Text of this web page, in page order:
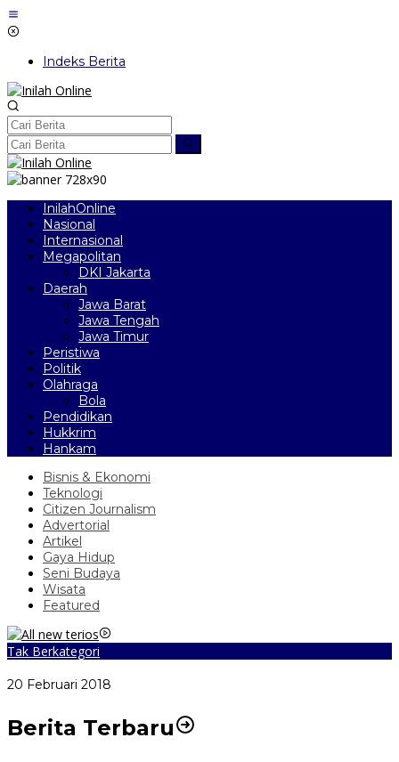
Lewati
ke
Indeks Berita
InilahOnline
Nasional
Internasional
Megapolitan
DKI Jakarta
Daerah
Jawa Barat
Jawa Tengah
Jawa Timur
Peristiwa
Politik
Olahraga
Bola
Pendidikan
Hukkrim
Hankam
Bisnis & Ekonomi
Teknologi
Citizen Journalism
Advertorial
Artikel
Gaya Hidup
Seni Budaya
Wisata
Featured
Tak Berkategori
20 Februari 2018
Berita Terbaru